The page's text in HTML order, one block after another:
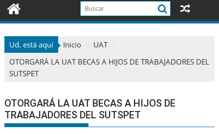
Ud. está aquí Inicio
UAT
OTORGARÁ LA UAT BECAS A HIJOS DE TRABAJADORES DEL
SUTSPET
OTORGARÁ LA UAT BECAS A HIJOS DE
TRABAJADORES DEL SUTSPET